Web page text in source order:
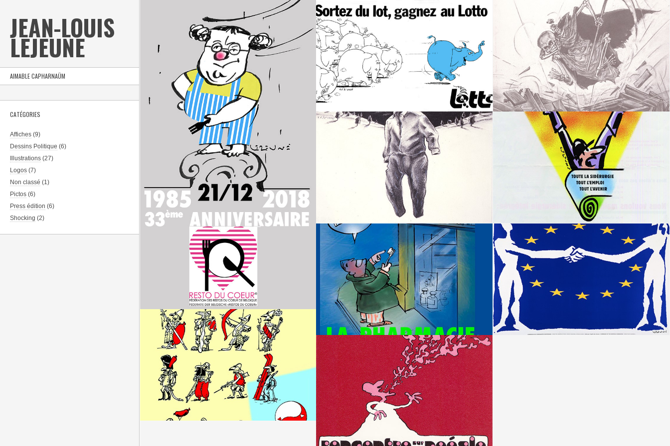
JEAN-LOUIS
LEJEUNE
AIMABLE CAPHARNAÜM
CATÉGORIES
Affiches (9)
Dessins Politique (6)
Illustrations (27)
Logos (7)
Non classé (1)
Pictos (6)
Press édition (6)
Shocking (2)